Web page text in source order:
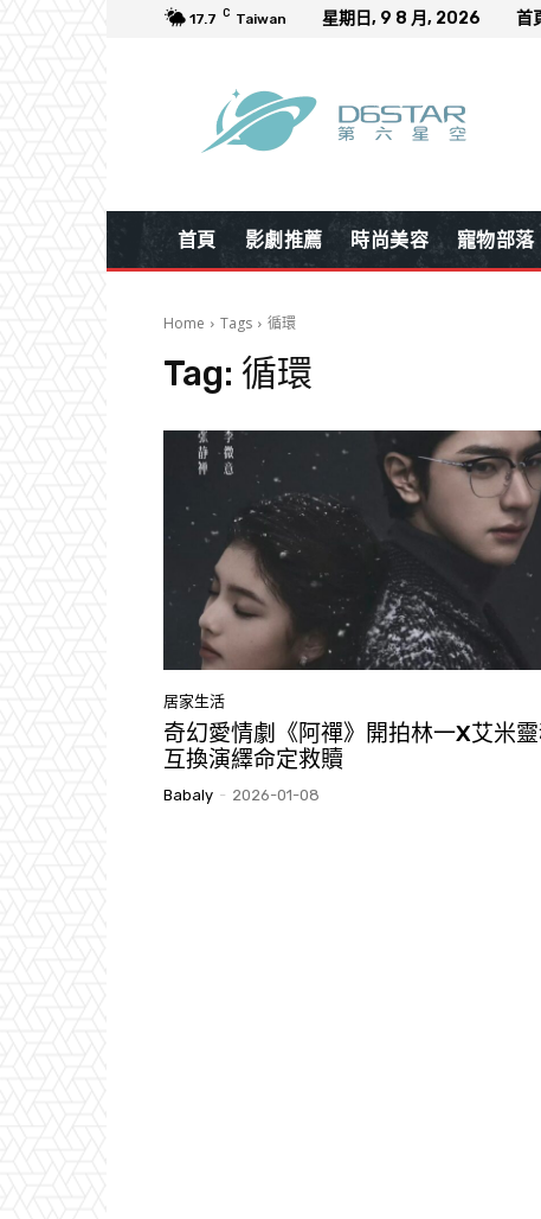
17.7 C Taiwan 星期日, 9 8 月, 2026 首
首頁 影劇推薦 時尚美容 寵物部落
Home Tags 循環
Tag: 循環
居家生活
奇幻愛情劇《阿禪》開拍林一X艾米
互換演繹命定救贖
Babaly - 2026-01-08